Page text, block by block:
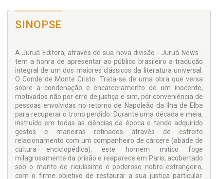
SINOPSE
A Juruá Editora, através de sua nova divisão - Juruá News -
tem a honra de apresentar ao público brasileiro a tradução
integral de um dos maiores clássicos da literatura universal:
O Conde de Monte Cristo. Trata-se de uma obra que versa
sobre a condenação e encarceramento de um inocente,
motivados não por erro de justiça e sim, por conveniência de
pessoas envolvidas no retorno de Napoleão da Ilha de Elba
para recuperar o trono perdido. Durante uma década e meia,
instruído em todas as ciências da época e tendo adquirido
gostos e maneiras refinados através de estreito
relacionamento com um companheiro de cárcere (abade de
cultura enciclopédica), este homem mítico foge
milagrosamente da prisão e reaparece em Paris, acobertado
sob o manto de riquíssimo e poderoso nobre estrangeiro,
com o firme objetivo de restaurar a sua justiça particular.